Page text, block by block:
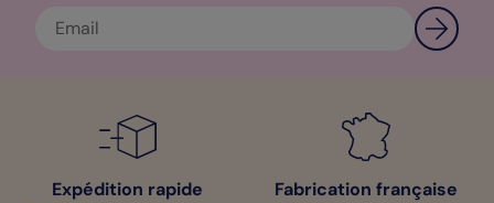
Expédition rapide Fabrication française